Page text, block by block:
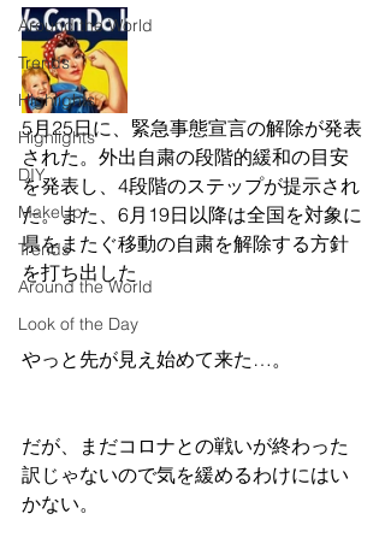
Around the World
Trends
Highlights
Highlights
DIY
MakeUp
Trends
Around the World
Look of the Day
5月25日に、緊急事態宣言の解除が発表
された。外出自粛の段階的緩和の目安
を発表し、4段階のステップが提示され
た。また、6月19日以降は全国を対象に
県をまたぐ移動の自粛を解除する方針
を打ち出した
やっと先が見え始めて来た…。
だが、まだコロナとの戦いが終わった
訳じゃないので気を緩めるわけにはい
かない。